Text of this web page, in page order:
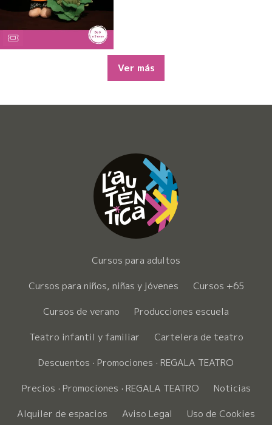
Ver más
Cursos para adultos
Cursos para niños, niñas y jóvenes
Cursos +65
Cursos de verano
Producciones escuela
Teatro infantil y familiar
Cartelera de teatro
Descuentos · Promociones · REGALA TEATRO
Precios · Promociones · REGALA TEATRO
Noticias
Alquiler de espacios
Aviso Legal Uso de Cookies